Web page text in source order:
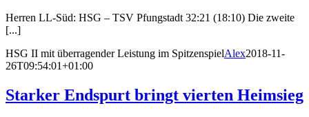
Herren LL-Süd: HSG – TSV Pfungstadt 32:21 (18:10) Die zweite
[...]
HSG II mit überragender Leistung im SpitzenspielAlex2018-11-
26T09:54:01+01:00
Starker Endspurt bringt vierten Heimsieg